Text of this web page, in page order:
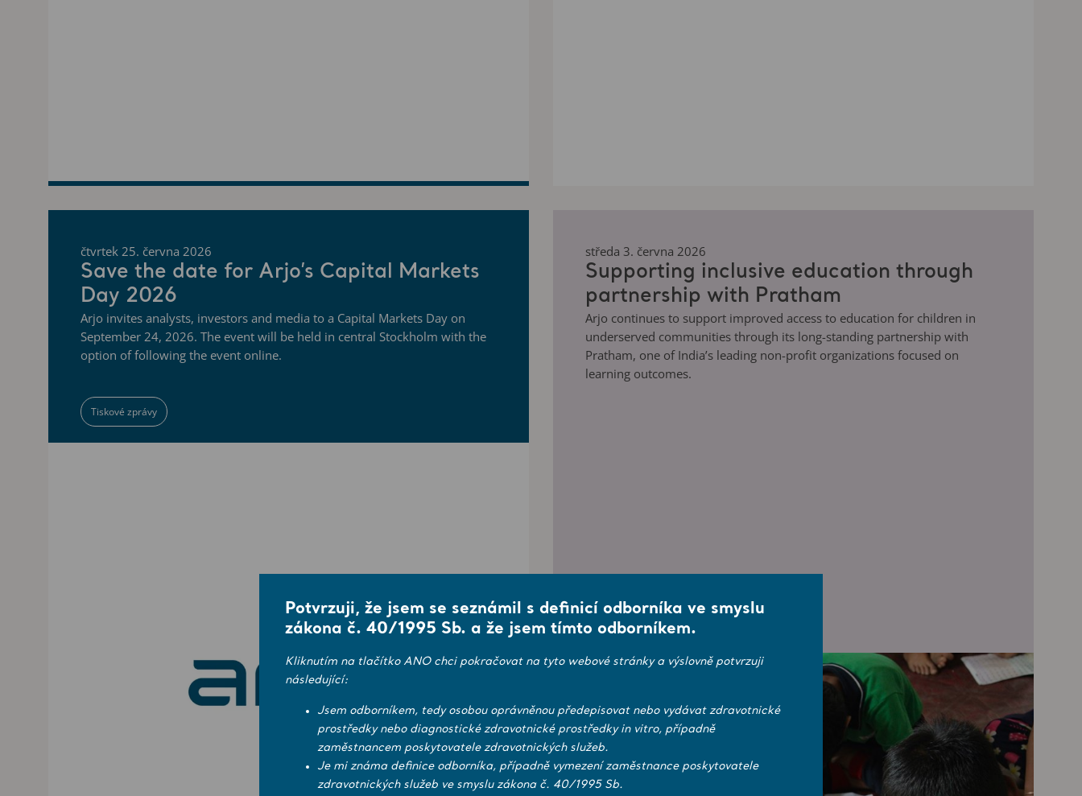
čtvrtek 25. června 2026
Save the date for Arjo’s Capital Markets
Day 2026
Arjo invites analysts, investors and media to a Capital Markets Day on
September 24, 2026. The event will be held in central Stockholm with the
option of following the event online.
Tiskové zprávy
středa 3. června 2026
Supporting inclusive education through
partnership with Pratham
Arjo continues to support improved access to education for children in
underserved communities through its long-standing partnership with
Pratham, one of India’s leading non-profit organizations focused on
learning outcomes.
Sustainability/ESG
Potvrzuji, že jsem se seznámil s definicí odborníka ve smyslu
zákona č. 40/1995 Sb. a že jsem tímto odborníkem.
Kliknutím na tlačítko ANO chci pokračovat na tyto webové stránky a výslovně potvrzuji
následující:
Jsem odborníkem, tedy osobou oprávněnou předepisovat nebo vydávat zdravotnické
prostředky nebo diagnostické zdravotnické prostředky in vitro, případně
zaměstnancem poskytovatele zdravotnických služeb.
Je mi známa definice odborníka, případně vymezení zaměstnance poskytovatele
zdravotnických služeb ve smyslu zákona č. 40/1995 Sb.